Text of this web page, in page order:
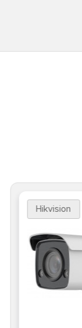
Hikvision